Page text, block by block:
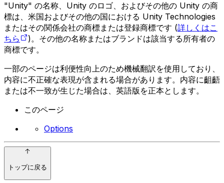
"Unity" の名称、Unity のロゴ、およびその他の Unity の商
標は、米国およびその他の国における Unity Technologies
またはその関係会社の商標または登録商標です (詳しくはこ
ちら
)。その他の名称またはブランドは該当する所有者の
商標です。
一部のページは利便性向上のため機械翻訳を使用しており、
内容に不正確な表現が含まれる場合があります。内容に齟齬
または不一致が生じた場合は、英語版を正本とします。
このページ
Options
トップに戻る